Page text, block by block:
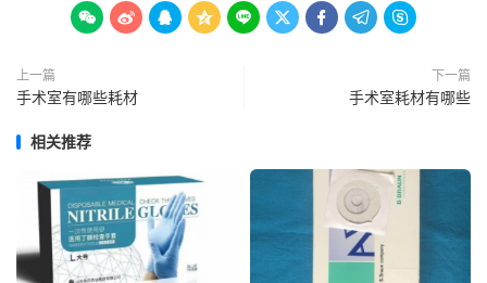
        
上一篇
手术室有哪些耗材
下一篇
手术室耗材有哪些
相关推荐